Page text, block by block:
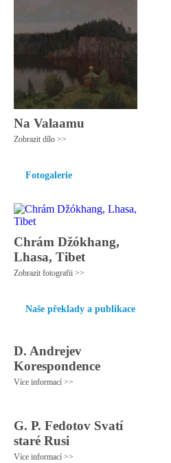
Na Valaamu
Zobrazit dílo >>
Fotogalerie
Chrám Džókhang,
Lhasa, Tibet
Zobrazit fotografii >>
Naše překlady a publikace
D. Andrejev
Korespondence
Více informací >>
G. P. Fedotov Svatí
staré Rusi
Více informací >>